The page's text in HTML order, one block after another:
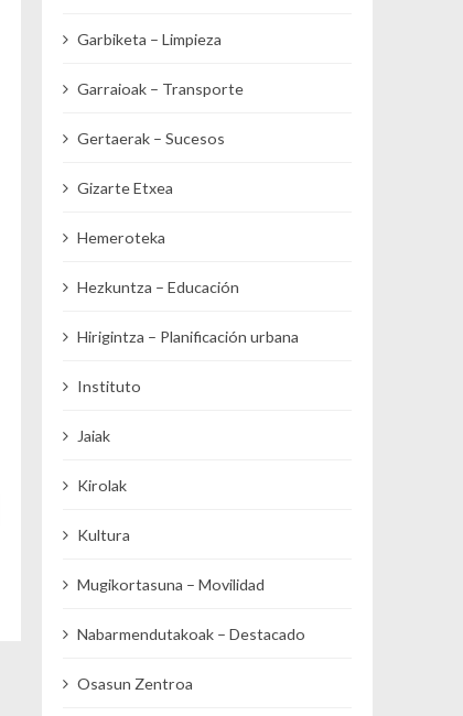
Garbiketa – Limpieza
Garraioak – Transporte
Gertaerak – Sucesos
Gizarte Etxea
Hemeroteka
Hezkuntza – Educación
Hirigintza – Planificación urbana
Instituto
Jaiak
Kirolak
Kultura
Mugikortasuna – Movilidad
Nabarmendutakoak – Destacado
Osasun Zentroa